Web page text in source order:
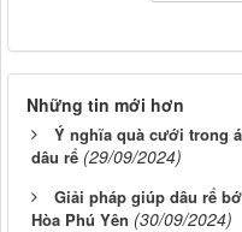
Những tin mới hơn
Ý nghĩa quà cưới trong
dâu rể (29/09/2024)
Giải pháp giúp dâu rể
Hòa Phú Yên (30/09/2024)